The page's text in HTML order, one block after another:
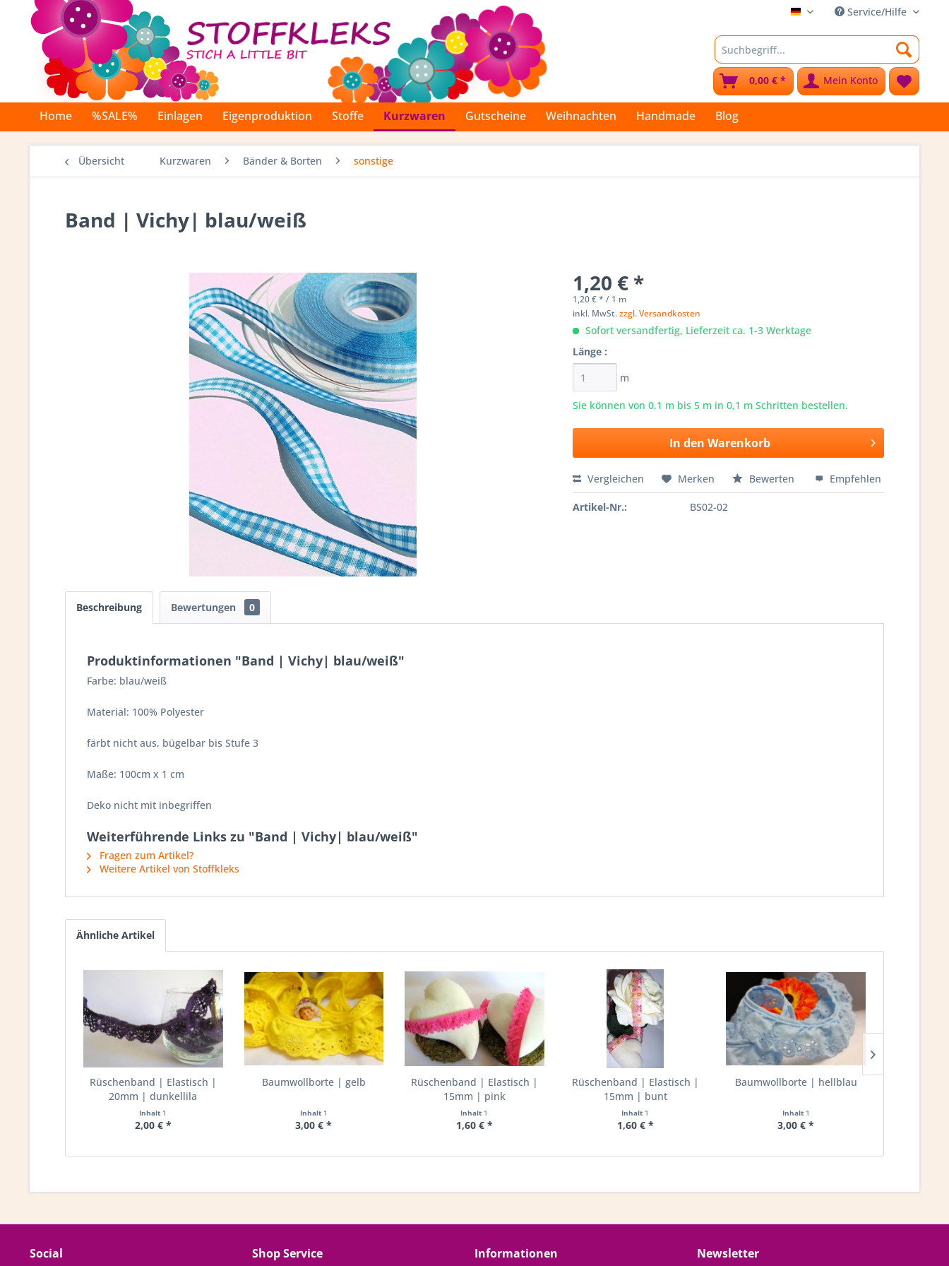
Stoffkleks Service/Hilfe
Mein Konto
0,00 € *
Home %SALE% Einlagen Eigenproduktion Stoffe Kurzwaren Gutscheine Weihnachten Handmade Blog
Übersicht Kurzwaren Bänder & Borten sonstige
Band | Vichy| blau/weiß
1,20 € *
1,20 € * / 1 m
inkl. MwSt.zzgl. Versandkosten
Sofort versandfertig, Lieferzeit ca. 1-3 Werktage
Länge :
m
Sie können von 0,1 m bis5 m in 0,1 m Schritten bestellen.
In den Warenkorb
Vergleichen Merken Bewerten Empfehlen
Artikel-Nr.: BS02-02
Beschreibung Bewertungen 0
Produktinformationen "Band | Vichy| blau/weiß"
Farbe: blau/weiß
Material: 100% Polyester
färbt nicht aus, bügelbar bis Stufe 3
Maße: 100cm x 1 cm
Deko nicht mit inbegriffen
Weiterführende Links zu "Band | Vichy| blau/weiß"
Fragen zum Artikel?
Weitere Artikel von Stoffkleks
Ähnliche Artikel
Rüschenband | Elastisch |
20mm | dunkellila
Inhalt 1
2,00 € *
Baumwollborte | gelb
Inhalt 1
3,00 € *
Rüschenband | Elastisch |
15mm | pink
Inhalt 1
1,60 € *
Rüschenband | Elastisch |
15mm | bunt
Inhalt 1
1,60 € *
Baumwollborte | hellblau
Inhalt 1
3,00 € *
Social Shop Service Informationen Newsletter